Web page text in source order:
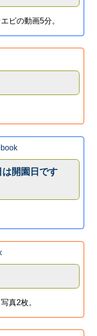
ビの動画5分。
は開園日です
真2枚。